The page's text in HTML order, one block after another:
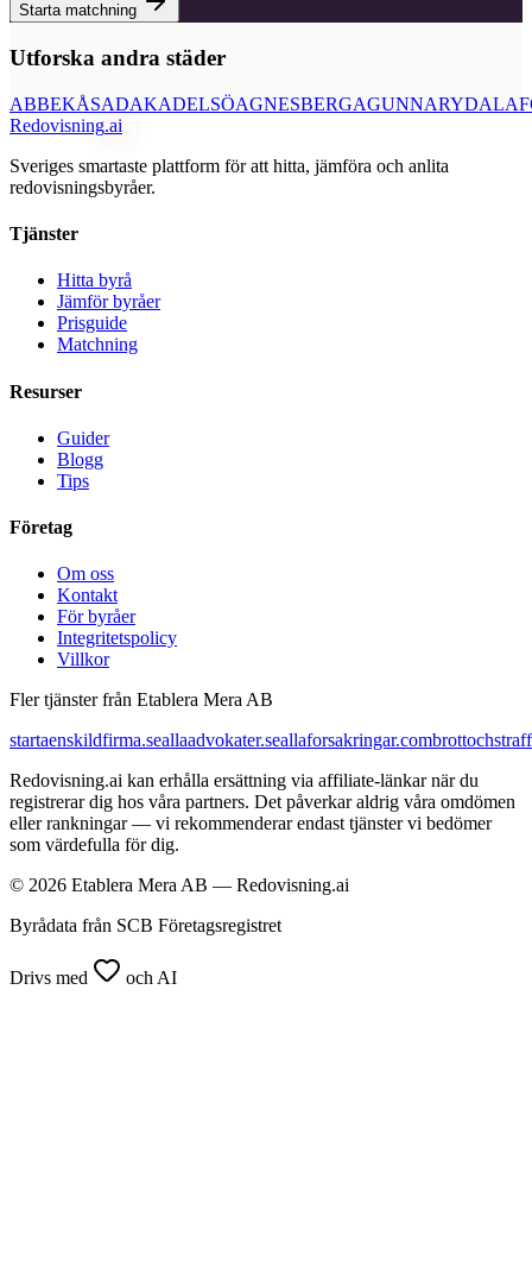
Starta matchning
Utforska andra städer
ABBEKÅSADAKADELSÖAGNESBERGAGUNNARYD
Redovisning.ai
Sveriges smartaste plattform för att hitta, jämföra och anlita
redovisningsbyråer.
Tjänster
Hitta byrå
Jämför byråer
Prisguide
Matchning
Resurser
Guider
Blogg
Tips
Företag
Om oss
Kontakt
För byråer
Integritetspolicy
Villkor
Fler tjänster från Etablera Mera AB
startaenskildfirma.seallaadvokater.seallaforsakringar.com
Redovisning.ai kan erhålla ersättning via affiliate-länkar när du
registrerar dig hos våra partners. Det påverkar aldrig våra omdömen
eller rankningar — vi rekommenderar endast tjänster vi bedömer
som värdefulla för dig.
© 2026 Etablera Mera AB — Redovisning.ai
Byrådata från SCB Företagsregistret
Drivs med och AI